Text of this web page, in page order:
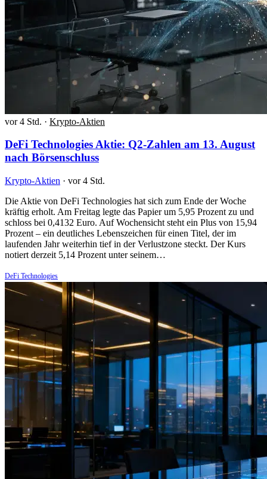
vor 4 Std. · Krypto-Aktien
DeFi Technologies Aktie: Q2-Zahlen am 13. August
nach Börsenschluss
Krypto-Aktien · vor 4 Std.
Die Aktie von DeFi Technologies hat sich zum Ende der Woche
kräftig erholt. Am Freitag legte das Papier um 5,95 Prozent zu und
schloss bei 0,4132 Euro. Auf Wochensicht steht ein Plus von 15,94
Prozent – ein deutliches Lebenszeichen für einen Titel, der im
laufenden Jahr weiterhin tief in der Verlustzone steckt. Der Kurs
notiert derzeit 5,14 Prozent unter seinem…
DeFi Technologies